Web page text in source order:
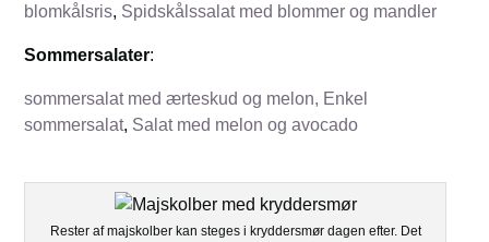
blomkålsris, Spidskålssalat med blommer og mandler
Sommersalater:
sommersalat med ærteskud og melon, Enkel
sommersalat, Salat med melon og avocado
Rester af majskolber kan steges i kryddersmør dagen efter. Det